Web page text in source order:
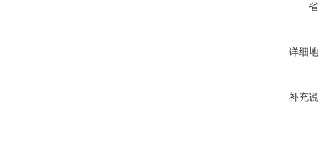
详细
补充